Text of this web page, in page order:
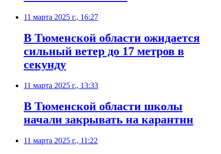
11 марта 2025 г., 16:27
В Тюменской области ожидается
сильный ветер до 17 метров в
секунду
11 марта 2025 г., 13:33
В Тюменской области школы
начали закрывать на карантин
11 марта 2025 г., 11:22